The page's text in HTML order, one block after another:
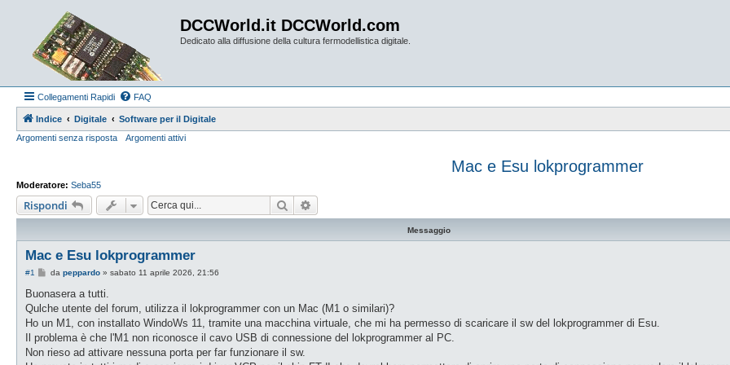
DCCWorld.it DCCWorld.com
Dedicato alla diffusione della cultura fermodellistica digitale.
Collegamenti Rapidi FAQ
Indice Digitale
Software per il Digitale
Argomenti senza risposta
Argomenti attivi
Mac e Esu lokprogrammer
Moderatore: Seba55
Rispondi Cerca
Messaggio
Mac e Esu lokprogrammer
#1
M
s
a
g
i
o
da peppardo» sabato 11 aprile 2026, 21:56
Buonasera a tutti.
Qulche utente del forum, utilizza il lokprogrammer con un Mac (M1 o similari)?
Ho un M1, con installato WindoWs 11, tramite una macchina virtuale, che mi ha permesso di scaricare il sw del lokprogrammer di Esu.
Il problema è che l'M1 non riconosce il cavo USB di connessione del lokprogrammer al PC.
Non rieso ad attivare nessuna porta per far funzionare il sw.